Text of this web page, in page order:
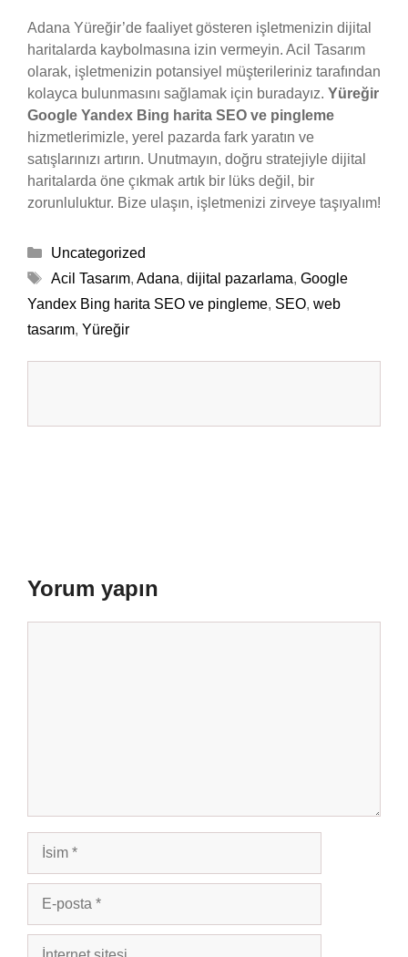
Adana Yüreğir’de faaliyet gösteren işletmenizin dijital
haritalarda kaybolmasına izin vermeyin. Acil Tasarım
olarak, işletmenizin potansiyel müşterileriniz tarafından
kolayca bulunmasını sağlamak için buradayız. Yüreğir
Google Yandex Bing harita SEO ve pingleme
hizmetlerimizle, yerel pazarda fark yaratın ve
satışlarınızı artırın. Unutmayın, doğru stratejiyle dijital
haritalarda öne çıkmak artık bir lüks değil, bir
zorunluluktur. Bize ulaşın, işletmenizi zirveye taşıyalım!
Kategoriler
Uncategorized
Etiketler
Acil Tasarım, Adana, dijital pazarlama, Google
Yandex Bing harita SEO ve pingleme, SEO, web
tasarım, Yüreğir
Yorum yapın
İsim
posta
İnternet